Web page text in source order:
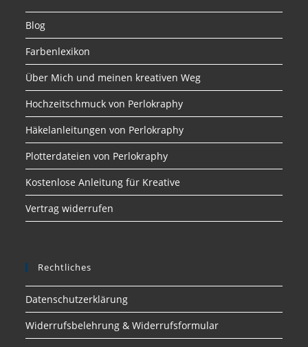
Blog
Farbenlexikon
Über Mich und meinen kreativen Weg
Hochzeitschmuck von Perlokraphy
Häkelanleitungen von Perlokraphy
Plotterdateien von Perlokraphy
Kostenlose Anleitung für Kreative
Vertrag widerrufen
Rechtliches
Datenschutzerklärung
Widerrufsbelehrung & Widerrufsformular